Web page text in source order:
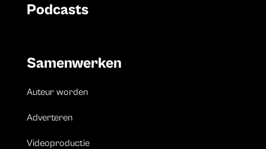
Podcasts
Samenwerken
Auteur worden
Adverteren
Videoproductie